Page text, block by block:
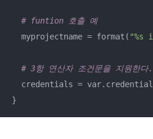
# funtion 호출 예
  myprojectname = format(
"%s
# 3항 연산자 조건문을 지원한다.
credentials =
}